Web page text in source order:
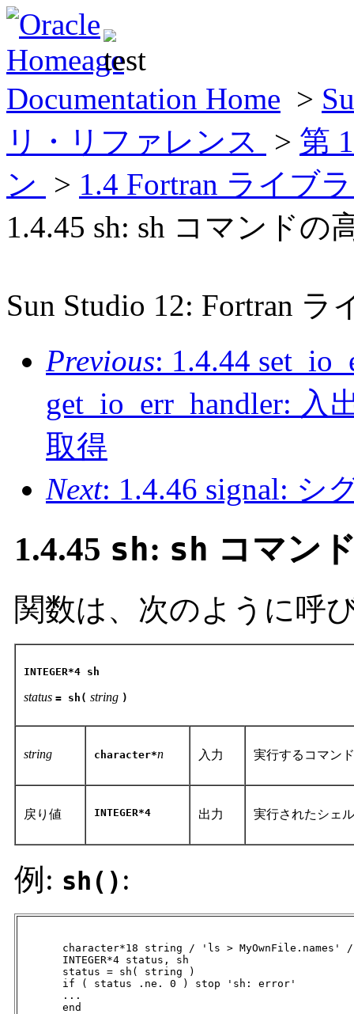
Documentation Home >
リ・リファレンス
> 第
ン
> 1.4 Fortran ライブ
1.4.45 sh: sh コマンドの
Sun Studio 12: Fortran
Previous: 1.4.44
get_io_err_handler:
取得
Next: 1.4.46 signal: シ
1.4.45 sh: sh コマン
関数は、次のように呼
INTEGER*4 sh
status = sh( string )
string character*n 入力 実行するコマン
戻り値 INTEGER*4 出力 実行されたシェ
例: sh() :
       character*18 string / 'ls > MyOwnFile.names' /
       INTEGER*4 status, sh
       status = sh( string )
       if ( status .ne. 0 ) stop 'sh: error'
       ...
       end